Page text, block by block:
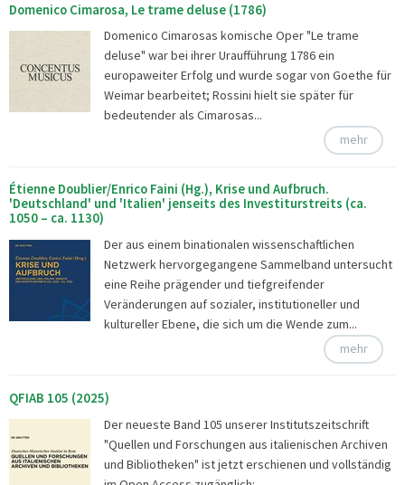
Domenico Cimarosa, Le trame deluse (1786)
Domenico Cimarosas komische Oper "Le trame
deluse" war bei ihrer Uraufführung 1786 ein
europaweiter Erfolg und wurde sogar von Goethe für
Weimar bearbeitet; Rossini hielt sie später für
bedeutender als Cimarosas...
mehr
Étienne Doublier/Enrico Faini (Hg.), Krise und Aufbruch.
'Deutschland' und 'Italien' jenseits des Investiturstreits (ca.
1050 – ca. 1130)
Der aus einem binationalen wissenschaftlichen
Netzwerk hervorgegangene Sammelband untersucht
eine Reihe prägender und tiefgreifender
Veränderungen auf sozialer, institutioneller und
kultureller Ebene, die sich um die Wende zum...
mehr
QFIAB 105 (2025)
Der neueste Band 105 unserer Institutszeitschrift
"Quellen und Forschungen aus italienischen Archiven
und Bibliotheken" ist jetzt erschienen und vollständig